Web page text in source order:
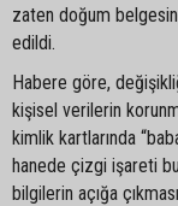
zaten doğum
edildi.
Habere göre,
kişisel verilerin
kimlik kartlarında
hanede çizgi işareti
bilgilerin açığa